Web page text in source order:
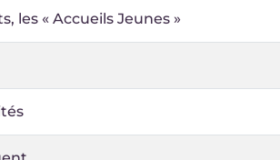
les « Accueils Jeunes »